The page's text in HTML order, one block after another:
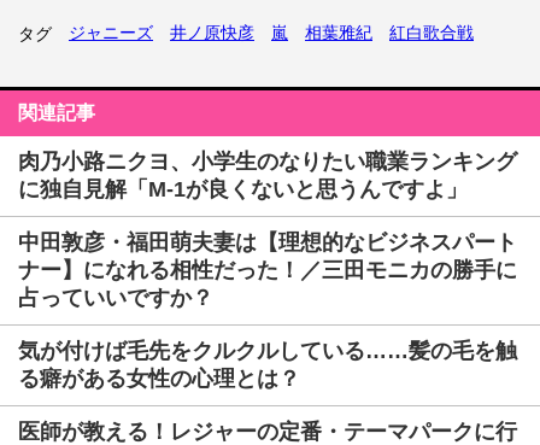
タグ ジャニーズ 井ノ原快彦 嵐 相葉雅紀 紅白歌合戦
関連記事
肉乃小路ニクヨ、小学生のなりたい職業ランキング
に独自見解「M-1が良くないと思うんですよ」
中田敦彦・福田萌夫妻は【理想的なビジネスパート
ナー】になれる相性だった！／三田モニカの勝手に
占っていいですか？
気が付けば毛先をクルクルしている……髪の毛を触
る癖がある女性の心理とは？
医師が教える！レジャーの定番・テーマパークに行